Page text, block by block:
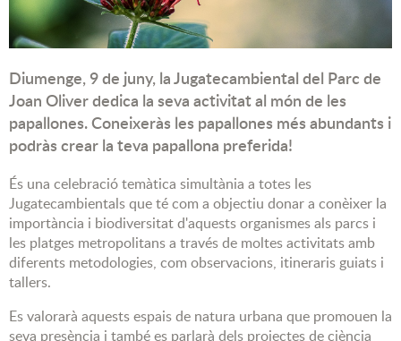
Diumenge, 9 de juny, la Jugatecambiental del Parc de
Joan Oliver dedica la seva activitat al món de les
papallones. Coneixeràs les papallones més abundants i
podràs crear la teva papallona preferida!
És una celebració temàtica simultània a totes les
Jugatecambientals que té com a objectiu donar a conèixer la
importància i biodiversitat d'aquests organismes als parcs i
les platges metropolitans a través de moltes activitats amb
diferents metodologies, com observacions, itineraris guiats i
tallers.
Es valorarà aquests espais de natura urbana que promouen la
seva presència i també es parlarà dels projectes de ciència